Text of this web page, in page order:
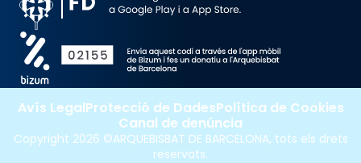
Copyright 2026 ©ARQUEBISBAT DE BARCELONA, tots els drets
reservats.
Avís LegalProtecció de DadesPolítica de Cookies
Canal de denúncia